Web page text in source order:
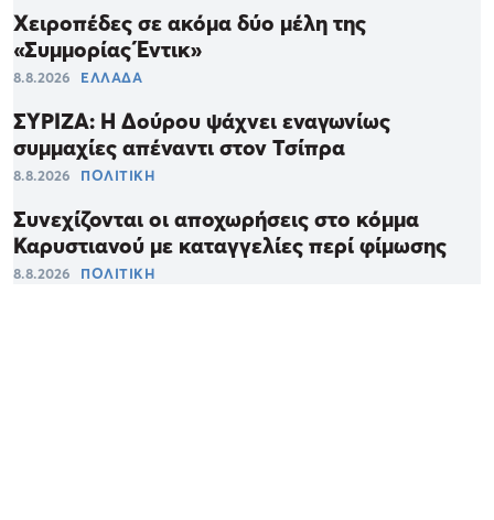
Χειροπέδες σε ακόμα δύο μέλη της
«Συμμορίας Έντικ»
8.8.2026 ΕΛΛΑΔΑ
ΣΥΡΙΖΑ: Η Δούρου ψάχνει εναγωνίως
συμμαχίες απέναντι στον Τσίπρα
8.8.2026 ΠΟΛΙΤΙΚΗ
Συνεχίζονται οι αποχωρήσεις στο κόμμα
Καρυστιανού με καταγγελίες περί φίμωσης
8.8.2026 ΠΟΛΙΤΙΚΗ